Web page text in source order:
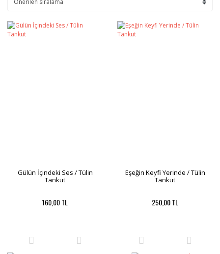
Gülün İçindeki Ses / Tülin
Tankut
160,00 TL
Eşeğin Keyfi Yerinde / Tülin
Tankut
250,00 TL